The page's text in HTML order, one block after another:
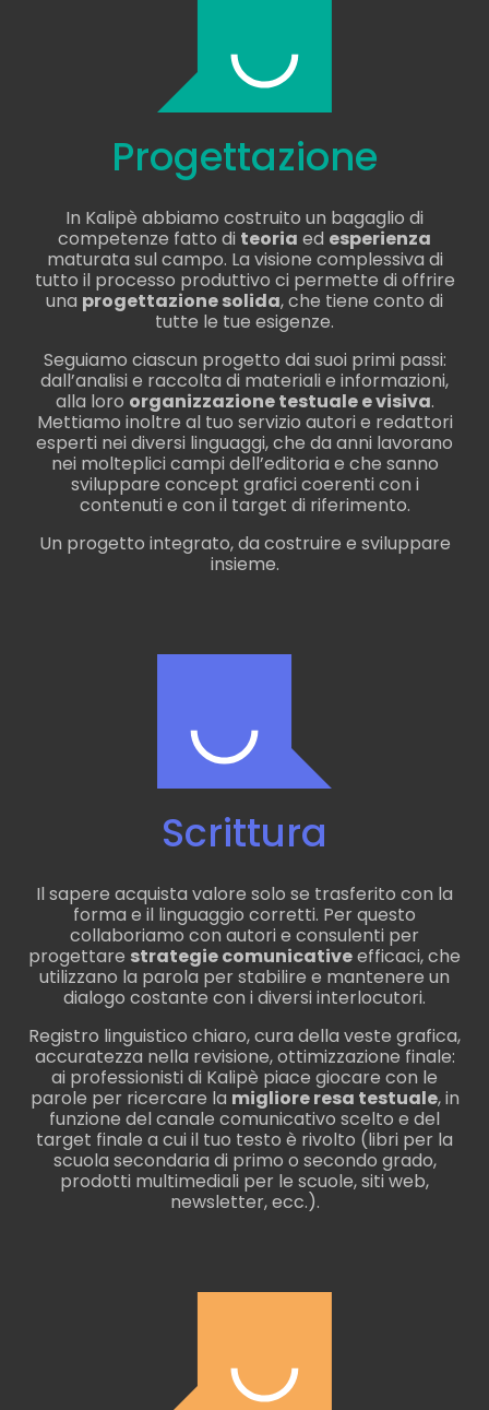
Progettazione
In Kalipè abbiamo costruito un bagaglio di
competenze fatto di teoria ed esperienza
maturata sul campo. La visione complessiva di
tutto il processo produttivo ci permette di offrire
una progettazione solida, che tiene conto di
tutte le tue esigenze.
Seguiamo ciascun progetto dai suoi primi passi:
dall’analisi e raccolta di materiali e informazioni,
alla loro organizzazione testuale e visiva.
Mettiamo inoltre al tuo servizio autori e redattori
esperti nei diversi linguaggi, che da anni lavorano
nei molteplici campi dell’editoria e che sanno
sviluppare concept grafici coerenti con i
contenuti e con il target di riferimento.
Un progetto integrato, da costruire e sviluppare
insieme.
Scrittura
Il sapere acquista valore solo se trasferito con la
forma e il linguaggio corretti. Per questo
collaboriamo con autori e consulenti per
progettare strategie comunicativeefficaci, che
utilizzano la parola per stabilire e mantenere un
dialogo costante con i diversi interlocutori.
Registro linguistico chiaro, cura della veste grafica,
accuratezza nella revisione, ottimizzazione finale:
ai professionisti di Kalipè piace giocare con le
parole per ricercare la migliore resa testuale, in
funzione del canale comunicativo scelto e del
target finale a cui il tuo testo è rivolto (libri per la
scuola secondaria di primo o secondo grado,
prodotti multimediali per le scuole, siti web,
newsletter, ecc.).